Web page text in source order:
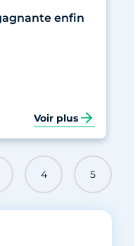
enfin
Voir plus
4 5